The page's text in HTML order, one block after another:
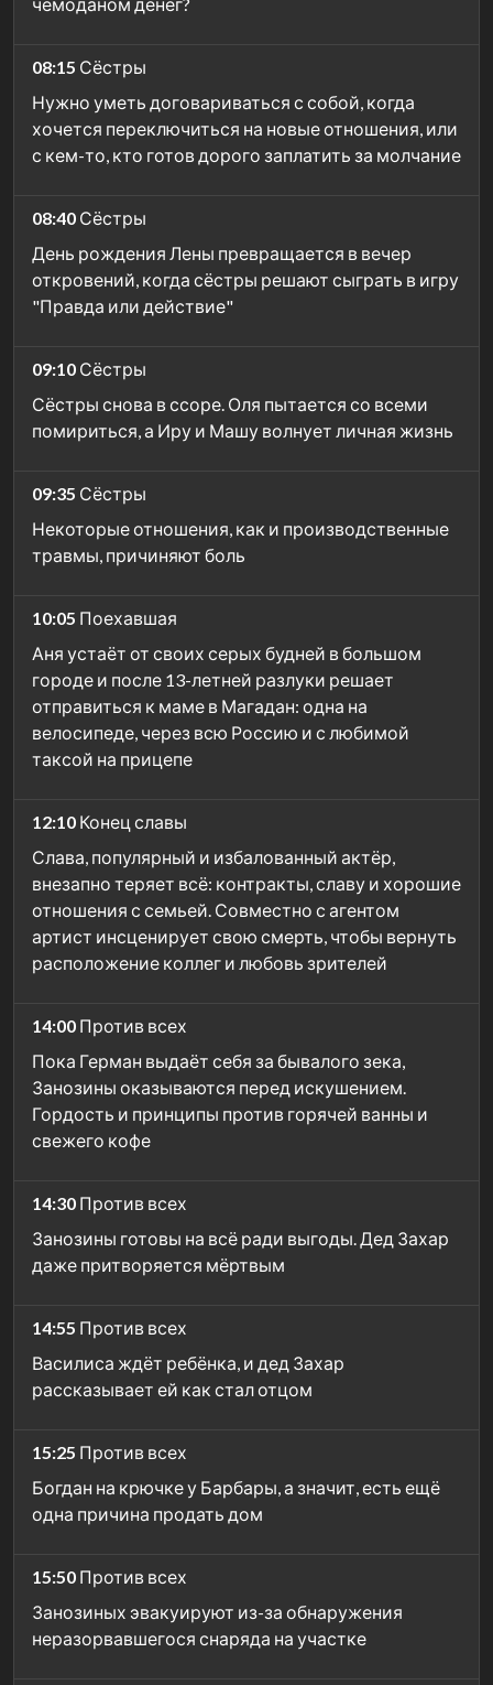
08:15 Сёстры
Нужно уметь договариваться с собой, когда
хочется переключиться на новые отношения, или
с кем-то, кто готов дорого заплатить за молчание
08:40 Сёстры
День рождения Лены превращается в вечер
откровений, когда сёстры решают сыграть в игру
"Правда или действие"
09:10 Сёстры
Сёстры снова в ссоре. Оля пытается со всеми
помириться, а Иру и Машу волнует личная жизнь
09:35 Сёстры
Некоторые отношения, как и производственные
травмы, причиняют боль
10:05 Поехавшая
Аня устаёт от своих серых будней в большом
городе и после 13-летней разлуки решает
отправиться к маме в Магадан: одна на
велосипеде, через всю Россию и с любимой
таксой на прицепе
12:10 Конец славы
Слава, популярный и избалованный актёр,
внезапно теряет всё: контракты, славу и хорошие
отношения с семьей. Совместно с агентом
артист инсценирует свою смерть, чтобы вернуть
расположение коллег и любовь зрителей
14:00 Против всех
Пока Герман выдаёт себя за бывалого зека,
Занозины оказываются перед искушением.
Гордость и принципы против горячей ванны и
свежего кофе
14:30 Против всех
Занозины готовы на всё ради выгоды. Дед Захар
даже притворяется мёртвым
14:55 Против всех
Василиса ждёт ребёнка, и дед Захар
рассказывает ей как стал отцом
15:25 Против всех
Богдан на крючке у Барбары, а значит, есть ещё
одна причина продать дом
15:50 Против всех
Занозиных эвакуируют из-за обнаружения
неразорвавшегося снаряда на участке